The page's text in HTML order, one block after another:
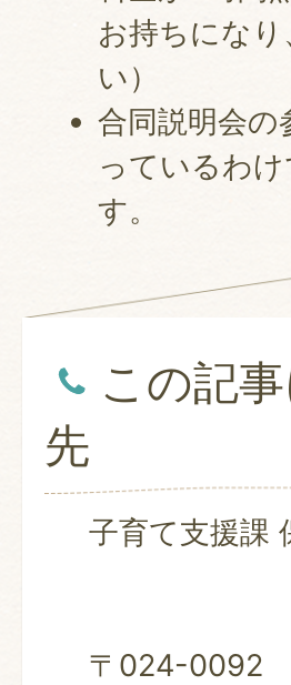
お持ちにな
い）
合同説明会の
っているわ
す。
この記
先
子育て支援課
〒024-0092